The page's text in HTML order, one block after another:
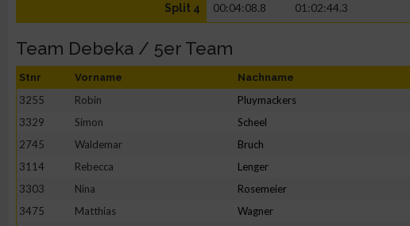
Split 4 00:04:08.8 01:02:44.3
Team Debeka / 5er Team
Stnr Vorname Nachname
3255 Robin Pluymackers
3329
Simon Scheel
2745
Waldemar Bruch
3114
Rebecca Lenger
3303
Nina Rosemeier
3475
Matthias Wagner